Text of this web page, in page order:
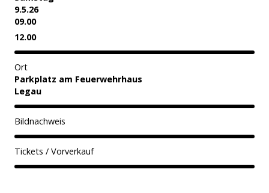
9.5.26
09.00
12.00
Ort
Parkplatz am Feuerwehrhaus
Legau
Bildnachweis
Tickets / Vorverkauf